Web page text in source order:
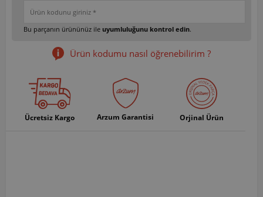
Bu parçanın ürününüz ile uyumluluğunu kontrol edin.
Ürün kodumu nasıl öğrenebilirim ?
Ücretsiz Kargo Arzum Garantisi Orjinal Ürün